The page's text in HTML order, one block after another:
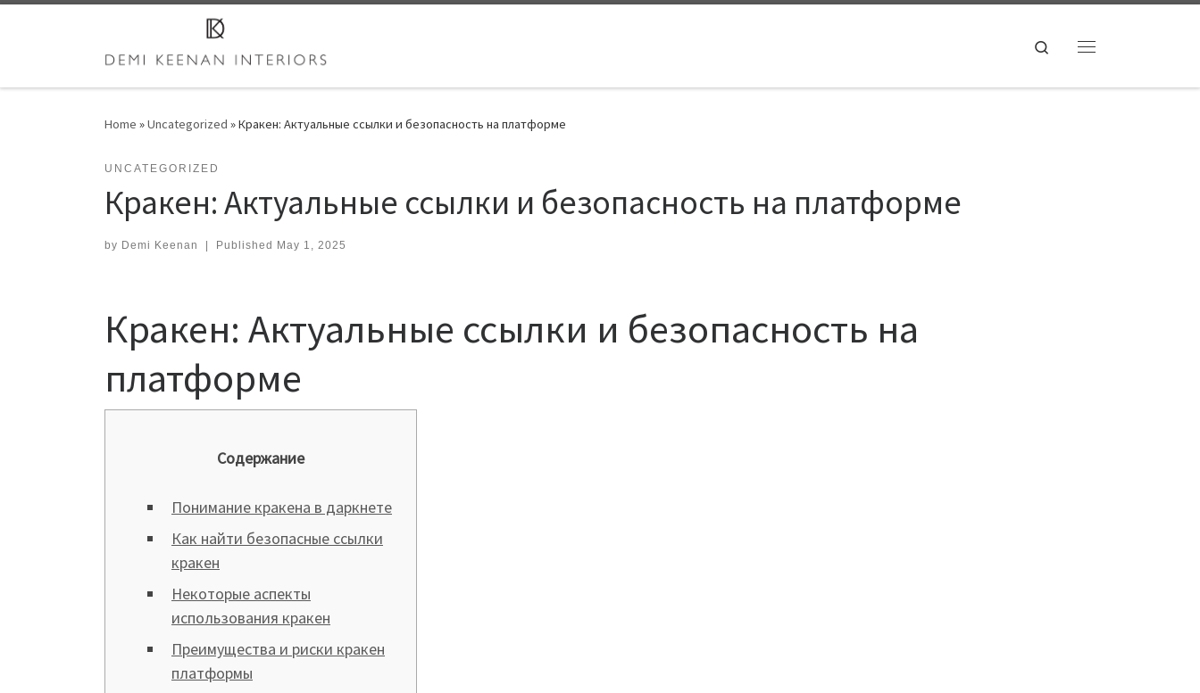
Search
Home »Uncategorized »Кракен: Актуальные ссылки и безопасность на платформе
UNCATEGORIZED
Кракен: Актуальные ссылки и безопасность на платформе
by Demi Keenan | Published May 1, 2025
Кракен: Актуальные ссылки и безопасность на
платформе
Содержание
Понимание кракена в даркнете
Как найти безопасные ссылки
кракен
Некоторые аспекты
использования кракен
Преимущества и риски кракен
платформы